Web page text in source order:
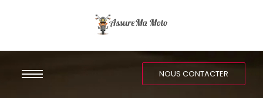
NOUS CONTACTER